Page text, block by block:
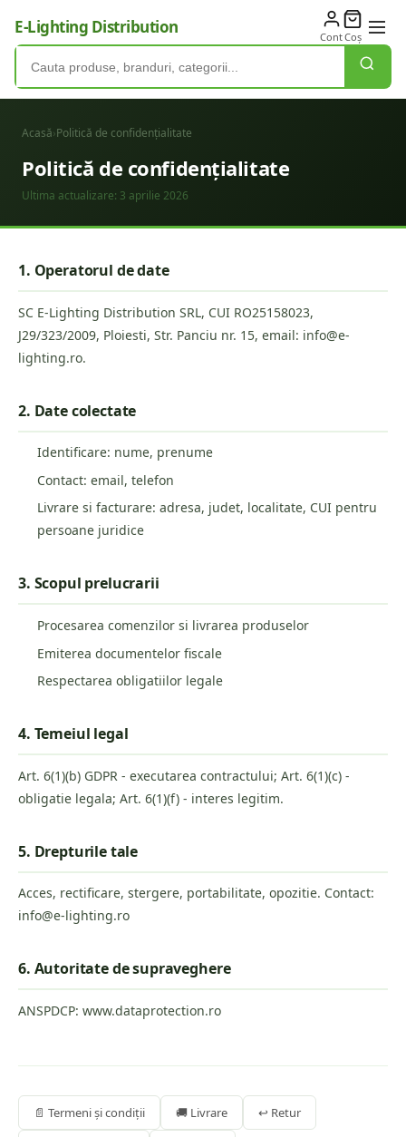
E-Lighting Distribution ContCoș
Acasă›Politică de confidențialitate
Politică de confidențialitate
Ultima actualizare: 3 aprilie 2026
1. Operatorul de date
SC E-Lighting Distribution SRL, CUI RO25158023,
J29/323/2009, Ploiesti, Str. Panciu nr. 15, email: info@e-
lighting.ro.
2. Date colectate
Identificare: nume, prenume
Contact: email, telefon
Livrare si facturare: adresa, judet, localitate, CUI pentru
persoane juridice
3. Scopul prelucrarii
Procesarea comenzilor si livrarea produselor
Emiterea documentelor fiscale
Respectarea obligatiilor legale
4. Temeiul legal
Art. 6(1)(b) GDPR - executarea contractului; Art. 6(1)(c) -
obligatie legala; Art. 6(1)(f) - interes legitim.
5. Drepturile tale
Acces, rectificare, stergere, portabilitate, opozitie. Contact:
info@e-lighting.ro
6. Autoritate de supraveghere
ANSPDCP: www.dataprotection.ro
📄 Termeni și condiții 🚚 Livrare ↩ Retur